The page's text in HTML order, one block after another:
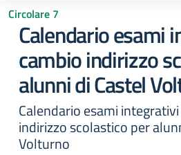
Circolare 7
Calendario esami
cambio indirizzo
alunni di Castel
Calendario esami
indirizzo scolastico per
Volturno